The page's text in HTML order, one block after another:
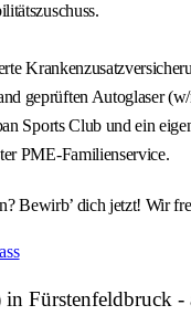
geprüften Autoglaser
Sports Club und ein
PME-Familienservice.
Bewirb’ dich jetzt! Wir
Fürstenfeldbruck